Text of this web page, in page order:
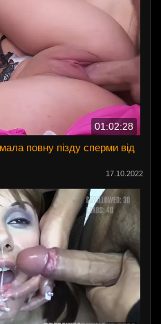
01:02:28
повну пізду сперми від
17.10.2022